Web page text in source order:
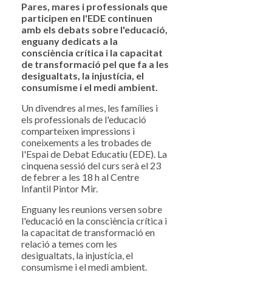
Pares, mares i professionals que
participen en l'EDE continuen
amb els debats sobre l'educació,
enguany dedicats a la
consciència crítica i la capacitat
de transformació pel que fa a les
desigualtats, la injustícia, el
consumisme i el medi ambient.
Un divendres al mes, les famílies i
els professionals de l'educació
comparteixen impressions i
coneixements a les trobades de
l'Espai de Debat Educatiu (EDE). La
cinquena sessió del curs serà el 23
de febrer a les 18 h al Centre
Infantil Pintor Mir.
Enguany les reunions versen sobre
l'educació en la consciència crítica i
la capacitat de transformació en
relació a temes com les
desigualtats, la injustícia, el
consumisme i el medi ambient.